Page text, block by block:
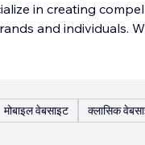
in creating
and individuals.
मोबाइल वेबसाइट
क्लासिक